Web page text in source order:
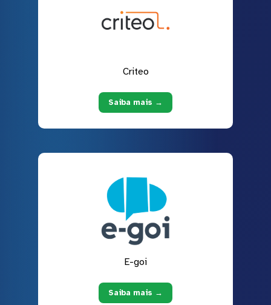
Criteo
Saiba mais →
E-goi
Saiba mais →